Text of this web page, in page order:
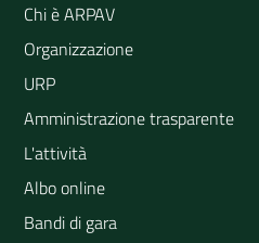
Chi è ARPAV
Organizzazione
URP
Amministrazione trasparente
L'attività
Albo online
Bandi di gara